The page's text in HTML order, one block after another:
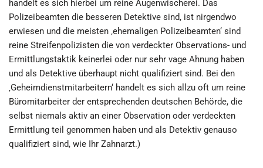
handelt es sich hierbei um reine Augenwischerei. Das
Polizeibeamten die besseren Detektive sind, ist nirgendwo
erwiesen und die meisten ‚ehemaligen Polizeibeamten‘ sind
reine Streifenpolizisten die von verdeckter Observations- und
Ermittlungstaktik keinerlei oder nur sehr vage Ahnung haben
und als Detektive überhaupt nicht qualifiziert sind. Bei den
‚Geheimdienstmitarbeitern‘ handelt es sich allzu oft um reine
Büromitarbeiter der entsprechenden deutschen Behörde, die
selbst niemals aktiv an einer Observation oder verdeckten
Ermittlung teil genommen haben und als Detektiv genauso
qualifiziert sind, wie Ihr Zahnarzt.)